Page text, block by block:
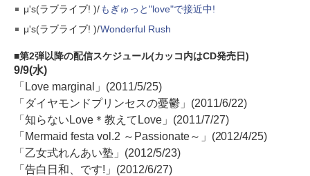
μ's(ラブライブ! )/もぎゅっと"love"で接近中!
μ's(ラブライブ! )/Wonderful Rush
第2弾以降の配信スケジュール(カッコ内はCD発売日)
9/9(水)
「Love marginal」(2011/5/25)
「ダイヤモンドプリンセスの憂鬱」(2011/6/22)
「知らないLove＊教えてLove」(2011/7/27)
「Mermaid festa vol.2 ～Passionate～」(2012/4/25)
「乙女式れんあい塾」(2012/5/23)
「告白日和、です!」(2012/6/27)